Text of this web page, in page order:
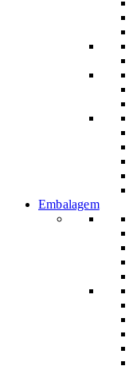
Embalagem